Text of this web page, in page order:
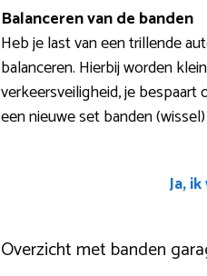
Balanceren van de banden
Heb je last van een trillende
balanceren. Hierbij worden
verkeersveiligheid, je
een nieuwe set banden
Ja,
Overzicht met banden